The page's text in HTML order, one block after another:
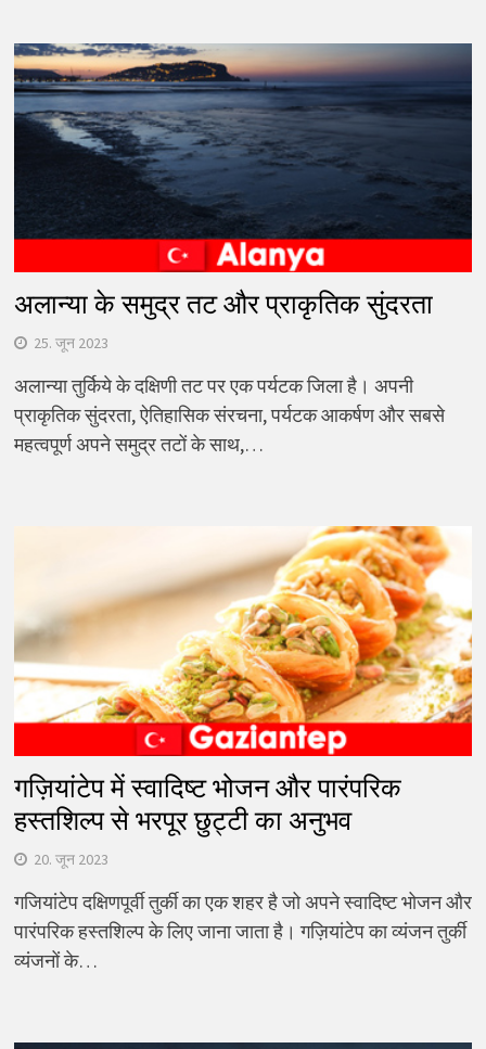
अलान्या के समुद्र तट और प्राकृतिक सुंदरता
25. जून 2023
अलान्या तुर्किये के दक्षिणी तट पर एक पर्यटक जिला है। अपनी
प्राकृतिक सुंदरता, ऐतिहासिक संरचना, पर्यटक आकर्षण और सबसे
महत्वपूर्ण अपने समुद्र तटों के साथ,…
गज़ियांटेप में स्वादिष्ट भोजन और पारंपरिक
हस्तशिल्प से भरपूर छुट्टी का अनुभव
20. जून 2023
गजियांटेप दक्षिणपूर्वी तुर्की का एक शहर है जो अपने स्वादिष्ट भोजन और
पारंपरिक हस्तशिल्प के लिए जाना जाता है। गज़ियांटेप का व्यंजन तुर्की
व्यंजनों के…